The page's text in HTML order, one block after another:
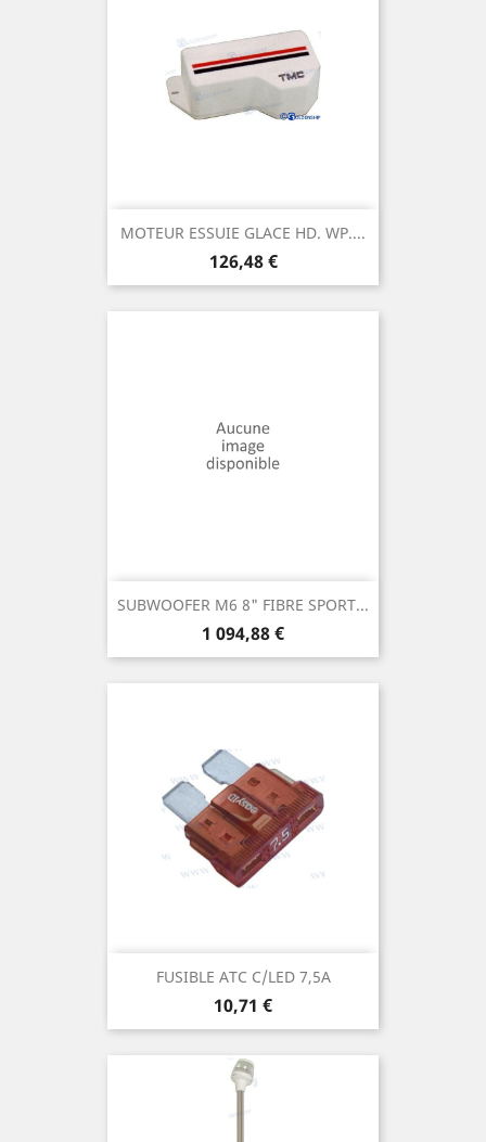
MOTEUR ESSUIE GLACE HD. WP....
Prix
126,48 €
SUBWOOFER M6 8" FIBRE SPORT...
Prix
1 094,88 €
FUSIBLE ATC C/LED 7,5A
Prix
10,71 €